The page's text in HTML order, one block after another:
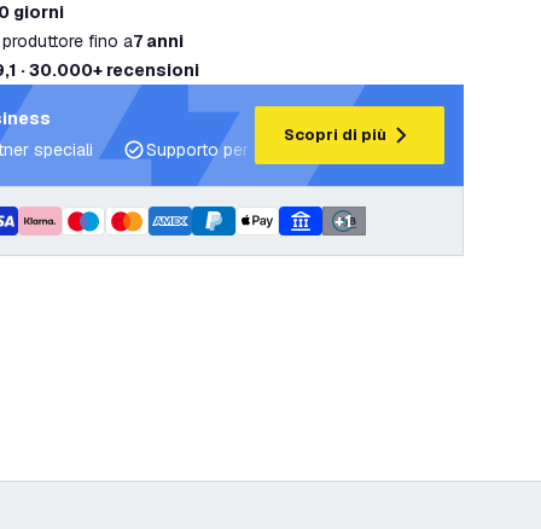
giorni
fino a7 anni
· 30.000+ recensioni
speciali
Supporto per progetti e piani di illuminazione
Scopri di più
+1